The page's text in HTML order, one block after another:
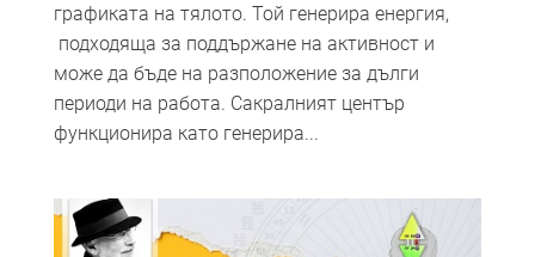
графиката на тялото. Той генерира енергия,
подходяща за поддържане на активност и
може да бъде на разположение за дълги
периоди на работа. Сакралният център
функционира като генерира...